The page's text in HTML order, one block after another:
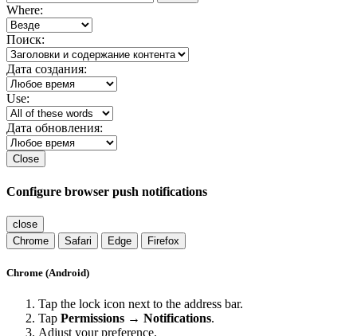
Where:
Поиск:
Дата создания:
Use:
Дата обновления:
Close
Configure browser push notifications
close
Chrome
Safari Edge Firefox
Chrome (Android)
Tap the lock icon next to the address bar.
Tap Permissions → Notifications.
Adjust your preference.